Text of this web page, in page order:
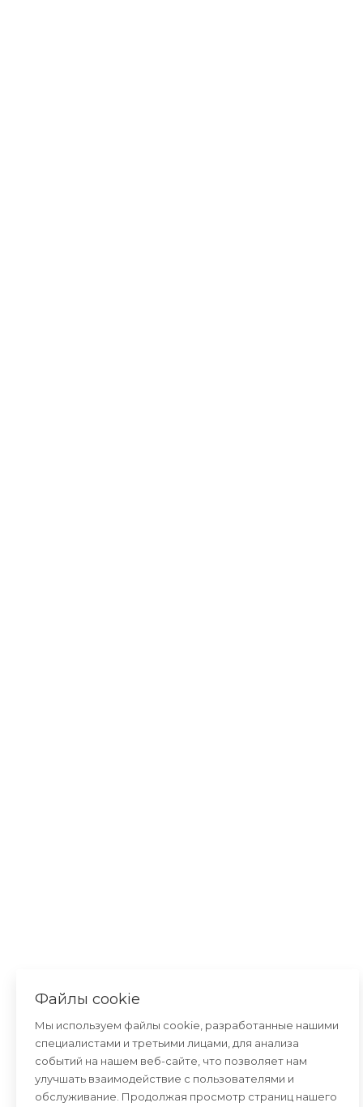
Файлы cookie
Мы используем файлы cookie, разработанные нашими
специалистами и третьими лицами, для анализа
событий на нашем веб-сайте, что позволяет нам
улучшать взаимодействие с пользователями и
обслуживание. Продолжая просмотр страниц нашего